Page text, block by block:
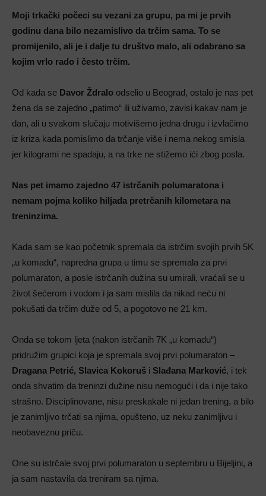
Moji trkački počeci su vezani za grupu, pa mi je prvih
godinu dana bilo nezamislivo da trčim sama. To se
promijenilo, ali je i dalje tu društvo malo, ali odabrano sa
kojim vrlo rado i često trčim.
Od kada se Davor Ždralo odselio u Beograd, ostalo je nas pet
žena da se zajedno „patimo“ ili uživamo, zavisi kakav nam je
dan, ali u svakom slučaju motivišemo jedna drugu i izvlačimo
iz kriza kada pomislimo da trčanje više i nema nekog smisla
jer kilogrami ne spadaju, a na trke ne stižemo ići zbog posla.
Nas pet imamo zajedno 47 istrčanih polumaratona i
nemam pojma koliko hiljada pretrčanih kilometara na
treninzima.
Kada sam se kao početnik spremala da istrčim svojih prvih 5K
„u komadu“, napredna grupa u timu se spremala za prvi
polumaraton, a posle istrčanih dužina su umirali, vraćali se u
život šećerom i vodom i ja sam mislila da nikad neću ni
pokušati da trčim duže od 5, a pogotovo ne 21 km.
Onda se tokom ljeta (nakon istrčanih 7K „u komadu“)
pridružim grupici koja je spremala svoj prvi polumaraton –
Dragana Petrić, Slavica Kokoruš i Slađana Marković, i tek
onda shvatim da treninzi dužine nisu nemogući i da i nije tako
strašno. Disciplinovane, nisu preskakale ni jedan trening, a bilo
je zanimljivo trčati sa njima, opušteno, uz neku zanimljivu i
neobaveznu priču.
One su istrčale svoj prvi polumaraton u septembru u Bijeljini, a
ja sam nastavila da treniram sa njima.